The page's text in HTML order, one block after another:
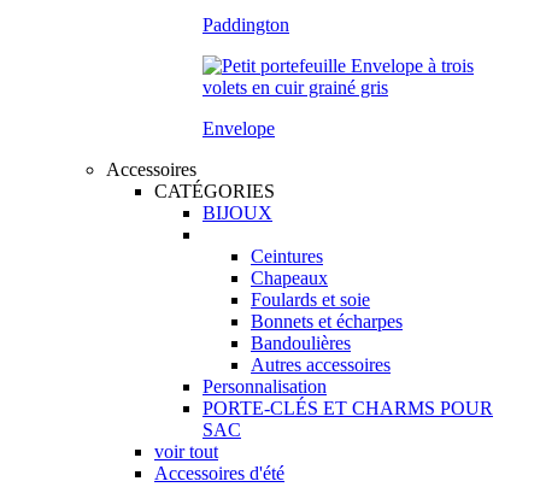
Paddington
Envelope
Accessoires
CATÉGORIES
BIJOUX
Ceintures
Chapeaux
Foulards et soie
Bonnets et écharpes
Bandoulières
Autres accessoires
Personnalisation
PORTE-CLÉS ET CHARMS POUR
SAC
voir tout
Accessoires d'été